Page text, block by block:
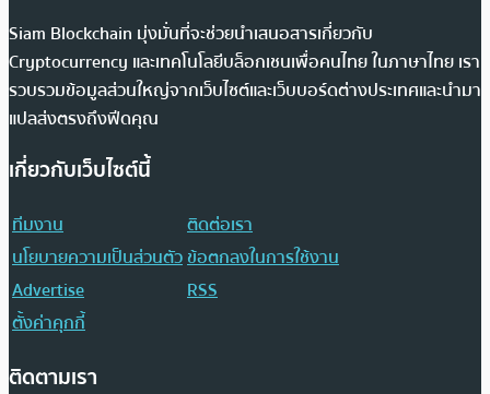
Siam Blockchain มุ่งมั่นที่จะช่วยนำเสนอสารเกี่ยวกับ
Cryptocurrency และเทคโนโลยีบล็อกเชนเพื่อคนไทย ในภาษาไทย เรา
รวบรวมข้อมูลส่วนใหญ่จากเว็บไซต์และเว็บบอร์ดต่างประเทศและนำมา
แปลส่งตรงถึงฟีดคุณ
เกี่ยวกับเว็บไซต์นี้
ทีมงาน
ติดต่อเรา
นโยบายความเป็นส่วนตัวข้อตกลงในการใช้งาน
Advertise
RSS
ตั้งค่าคุกกี้
ติดตามเรา